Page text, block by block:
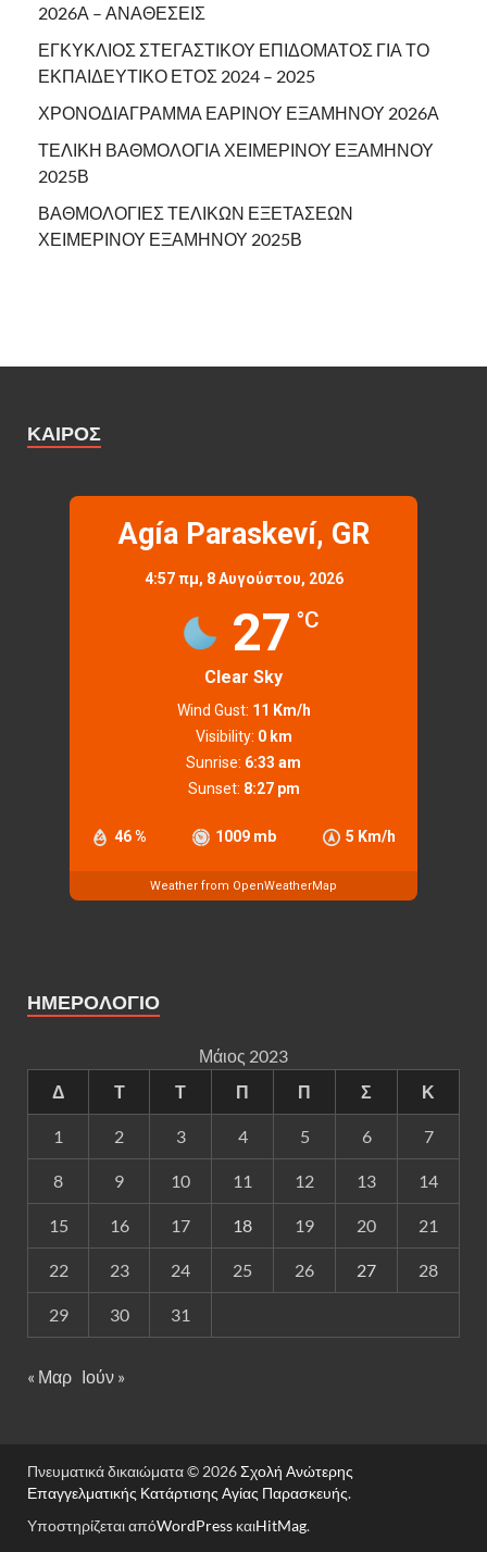
2026Α – ΑΝΑΘΕΣΕΙΣ
ΕΓΚΥΚΛΙΟΣ ΣΤΕΓΑΣΤΙΚΟΥ ΕΠΙΔΟΜΑΤΟΣ ΓΙΑ ΤΟ
ΕΚΠΑΙΔΕΥΤΙΚΟ ΕΤΟΣ 2024 – 2025
ΧΡΟΝΟΔΙΑΓΡΑΜΜΑ ΕΑΡΙΝΟΥ ΕΞΑΜΗΝΟΥ 2026Α
ΤΕΛΙΚΗ ΒΑΘΜΟΛΟΓΙΑ ΧΕΙΜΕΡΙΝΟΥ ΕΞΑΜΗΝΟΥ
2025Β
ΒΑΘΜΟΛΟΓΙΕΣ ΤΕΛΙΚΩΝ ΕΞΕΤΑΣΕΩΝ
ΧΕΙΜΕΡΙΝΟΥ ΕΞΑΜΗΝΟΥ 2025Β
ΚΑΙΡΌΣ
Agía Paraskeví, GR
4:57 πμ, 8 Αυγούστου, 2026
27 °C
Clear Sky
46 % 1009 mb 5 Km/h
Wind Gust: 11 Km/h
Visibility: 0 km
Sunrise: 6:33 am
Sunset: 8:27 pm
Weather from OpenWeatherMap
ΗΜΕΡΟΛΟΓΙΟ
Μάιος 2023
Δ
Τ Τ Π Π Σ Κ
1 2 3 4 5 6 7
8 9 10 11 12 13 14
15 16 17 18 19 20 21
22 23 24 25 26 27 28
29 30 31
« Μαρ Ιούν »
Πνευματικά δικαιώματα © 2026Σχολή Ανώτερης
Επαγγελματικής Κατάρτισης Αγίας Παρασκευής.
Υποστηρίζεται απόWordPress καιHitMag.